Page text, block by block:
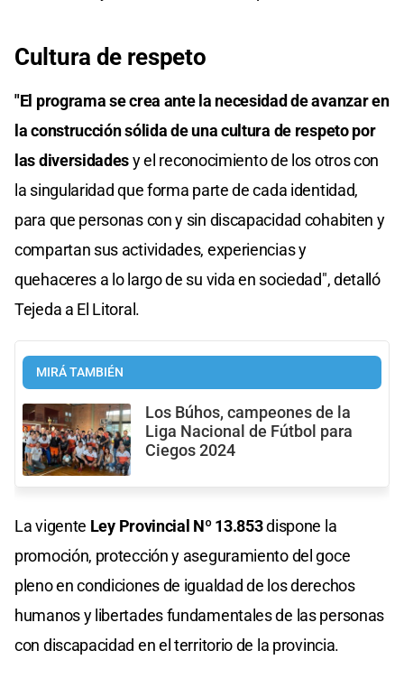
Cultura de respeto
"El programa se crea ante la necesidad de avanzar en
la construcción sólida de una cultura de respeto por
las diversidadesy el reconocimiento de los otros con
la singularidad que forma parte de cada identidad,
para que personas con y sin discapacidad cohabiten y
compartan sus actividades, experiencias y
quehaceres a lo largo de su vida en sociedad", detalló
Tejeda a El Litoral.
MIRÁ TAMBIÉN
Los Búhos, campeones de la
Liga Nacional de Fútbol para
Ciegos 2024
La vigente Ley Provincial Nº 13.853dispone la
promoción, protección y aseguramiento del goce
pleno en condiciones de igualdad de los derechos
humanos y libertades fundamentales de las personas
con discapacidad en el territorio de la provincia.